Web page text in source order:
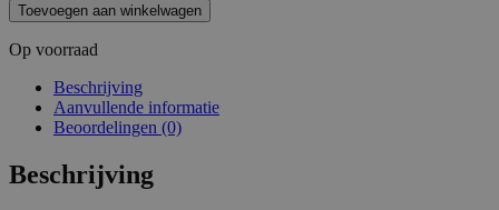
Toevoegen aan winkelwagen
Op voorraad
Beschrijving
Aanvullende informatie
Beoordelingen (0)
Beschrijving